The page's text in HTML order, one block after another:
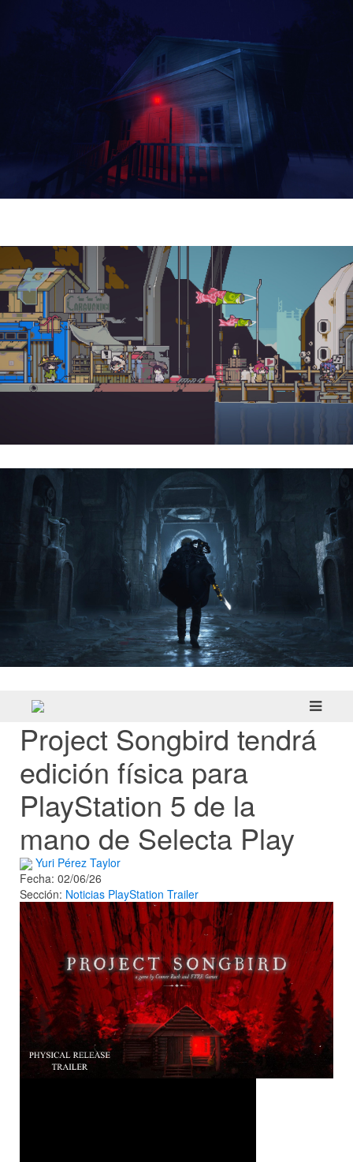
Project Songbird tendrá
edición física para
PlayStation 5 de la
mano de Selecta Play
Yuri Pérez Taylor
Fecha: 02/06/26
Sección: Noticias PlayStation Trailer